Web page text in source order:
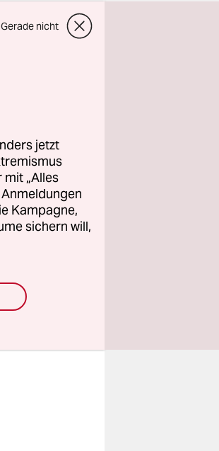
Gerade nicht
jetzt
„Alles
Kampagne,
sichern will,